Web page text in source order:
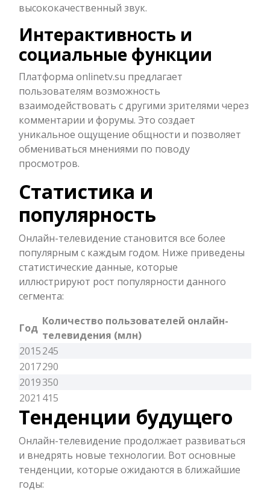
высококачественный звук.
Интерактивность и
социальные функции
Платформа onlinetv.su предлагает
пользователям возможность
взаимодействовать с другими зрителями через
комментарии и форумы. Это создает
уникальное ощущение общности и позволяет
обмениваться мнениями по поводу
просмотров.
Статистика и
популярность
Онлайн-телевидение становится все более
популярным с каждым годом. Ниже приведены
статистические данные, которые
иллюстрируют рост популярности данного
сегмента:
Год
Количество пользователей онлайн-
телевидения (млн)
2015245
2017290
2019350
2021 415
Тенденции будущего
Онлайн-телевидение продолжает развиваться
и внедрять новые технологии. Вот основные
тенденции, которые ожидаются в ближайшие
годы: